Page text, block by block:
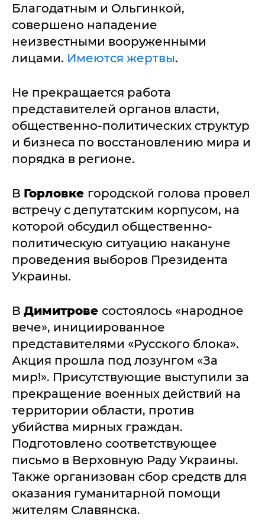
Благодатным и Ольгинкой,
совершено нападение
неизвестными вооруженными
лицами. Имеются жертвы.
Не прекращается работа
представителей органов власти,
общественно-политических структур
и бизнеса по восстановлению мира и
порядка в регионе.
В Горловке городской голова провел
встречу с депутатским корпусом, на
которой обсудил общественно-
политическую ситуацию накануне
проведения выборов Президента
Украины.
В Димитрове состоялось «народное
вече», инициированное
представителями «Русского блока».
Акция прошла под лозунгом «За
мир!». Присутствующие выступили за
прекращение военных действий на
территории области, против
убийства мирных граждан.
Подготовлено соответствующее
письмо в Верховную Раду Украины.
Также организован сбор средств для
оказания гуманитарной помощи
жителям Славянска.